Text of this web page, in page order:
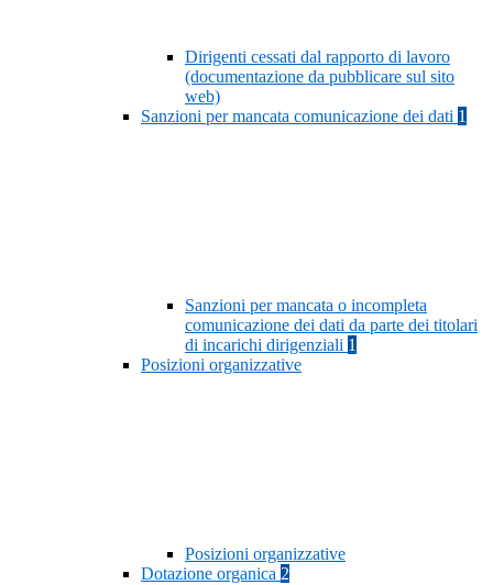
Dirigenti cessati dal rapporto di lavoro
(documentazione da pubblicare sul sito
web)
Sanzioni per mancata comunicazione dei dati 1
Sanzioni per mancata o incompleta
comunicazione dei dati da parte dei titolari
di incarichi dirigenziali 1
Posizioni organizzative
Posizioni organizzative
Dotazione organica 2